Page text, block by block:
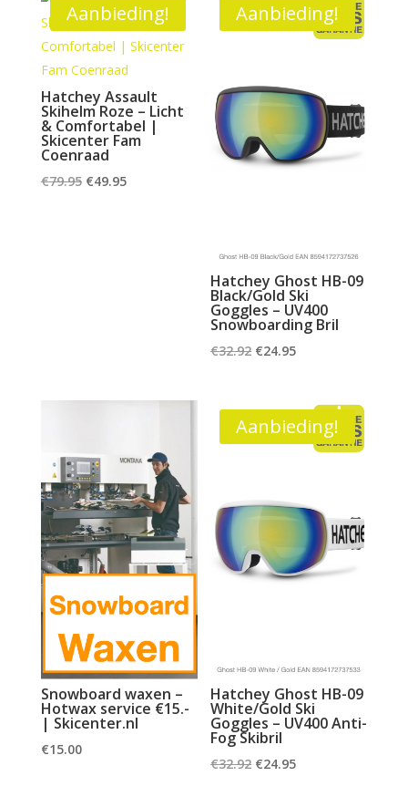
Aanbieding!
Hatchey Assault
Skihelm Roze – Licht
& Comfortabel |
Skicenter Fam
Coenraad
€79.95 Oorspronkelijke
€49.95Huidige
Aanbieding!
Hatchey Ghost HB-09
Black/Gold Ski
Goggles – UV400
Snowboarding Bril
€32.92 Oorspronkelijke
€32.92.
€24.95Huidige
€24.95.
Snowboard waxen –
Hotwax service €15.-
| Skicenter.nl
€15.00
Aanbieding!
Hatchey Ghost HB-09
White/Gold Ski
Goggles – UV400 Anti-
Fog Skibril
€32.92 Oorspronkelijke
€24.95Huidige